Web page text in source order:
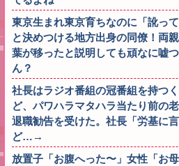
東京生まれ東京育ちなのに「訛っ
と決めつける地方出身の同僚！両
葉が移ったと説明しても頑なに嘘
ん？
社長はラジオ番組の冠番組を持つ
ど、パワハラマタハラ当たり前の
退職勧告を受けた。社長「労基に
ど…→
放置子「お腹へった〜」女性「お